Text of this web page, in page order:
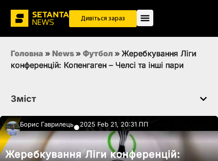
Дивіться зараз
Головна » News » Футбол » Жеребкування Ліги
конференцій: Копенгаген – Челсі та інші пари
Зміст
Борис Гаврилець●2025 Feb 21, 20:31 ПП
Жеребкування Ліги конференцій: